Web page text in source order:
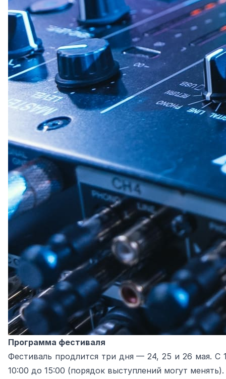
Программа фестиваля
Фестиваль продлится три дня — 24, 25 и 26 мая. С
10:00 до 15:00 (порядок выступлений могут